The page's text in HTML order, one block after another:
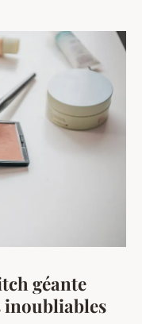
géante
inoubliables